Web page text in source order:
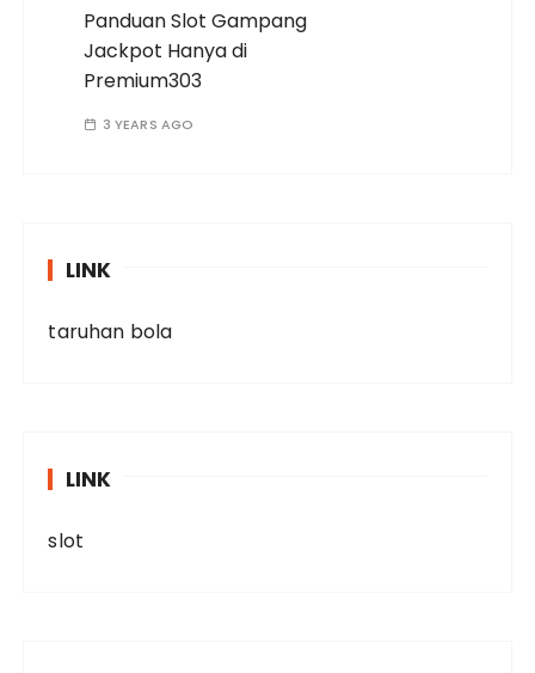
Panduan Slot Gampang
Jackpot Hanya di
Premium303
3 YEARS AGO
LINK
taruhan bola
LINK
slot